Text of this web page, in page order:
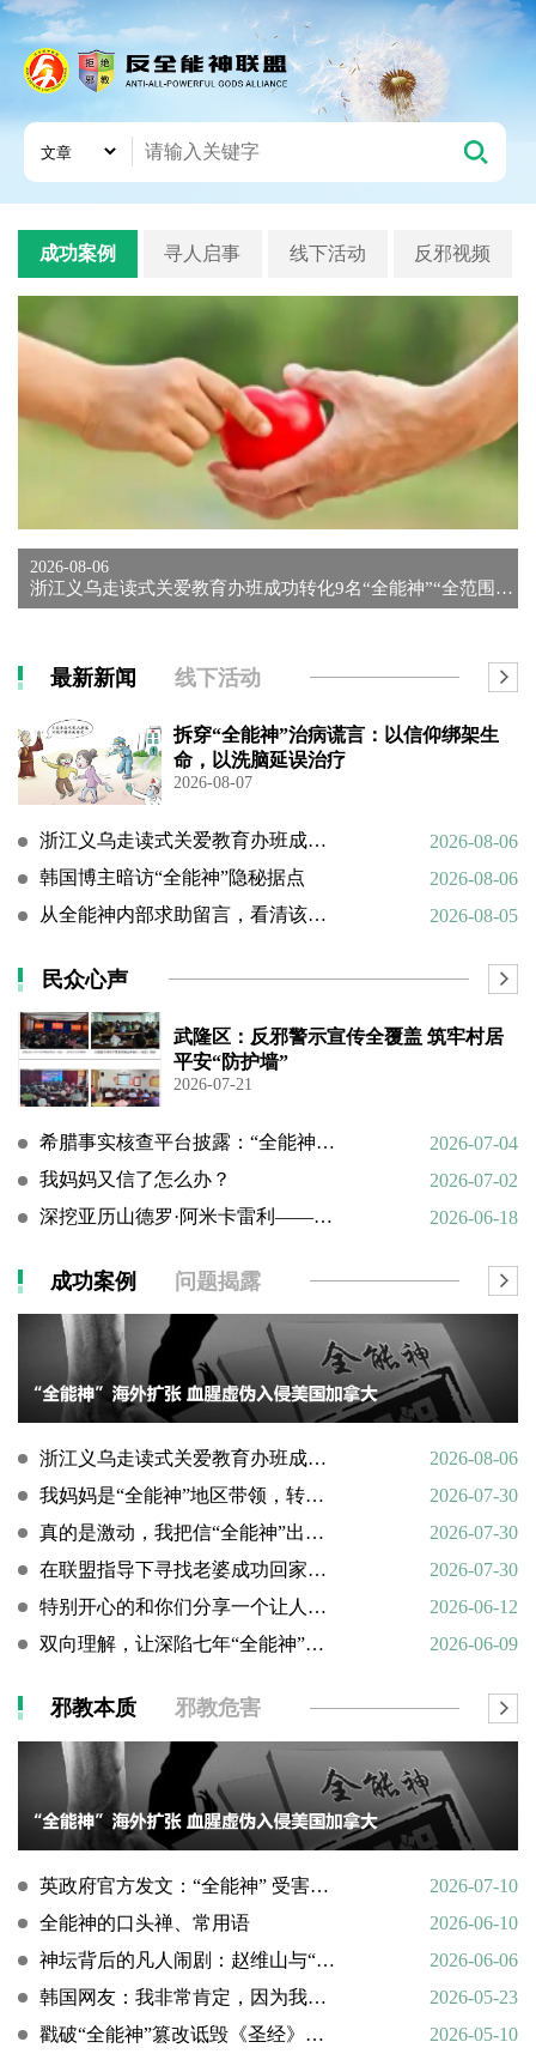
成功案例 寻人启事 线下活动 反邪视频
2026-08-06
浙江义乌走读式关爱教育办班成功转化9名“全能神”“全范围教会...
最新新闻 线下活动
拆穿“全能神”治病谎言：以信仰绑架生
命，以洗脑延误治疗
2026-08-07
浙江义乌走读式关爱教育办班成功转化9名“全能神”“全范围教会”等邪教人员
2026-08-06
韩国博主暗访“全能神”隐秘据点
2026-08-06
从全能神内部求助留言，看清该邪教扭曲的相处环境与常态化的精神 PUA
2026-08-05
民众心声
武隆区：反邪警示宣传全覆盖 筑牢村居
平安“防护墙”
2026-07-21
希腊事实核查平台披露：“全能神”邪教借AI技术向欧洲渗透
2026-07-04
我妈妈又信了怎么办？
2026-07-02
深挖亚历山德罗·阿米卡雷利——一个邪教组织的国际帮凶
2026-06-18
成功案例 问题揭露
浙江义乌走读式关爱教育办班成功转化9名“全能神”“全范围教会”等邪教人员
2026-08-06
我妈妈是“全能神”地区带领，转化情况好转
2026-07-30
真的是激动，我把信“全能神”出走的老婆找了回来
2026-07-30
在联盟指导下寻找老婆成功回家回顾
2026-07-30
特别开心的和你们分享一个让人欣慰的好消息
2026-06-12
双向理解，让深陷七年“全能神”的母亲彻底醒悟
2026-06-09
邪教本质 邪教危害
英政府官方发文：“全能神” 受害说辞不实，英国拒为邪教提供庇护
2026-07-10
全能神的口头禅、常用语
2026-06-10
神坛背后的凡人闹剧：赵维山与“女基督”杨向斌的隐秘家庭史
2026-06-06
韩国网友：我非常肯定，因为我亲眼所见。
2026-05-23
戳破“全能神”篡改诋毁《圣经》的荒谬本质
2026-05-10